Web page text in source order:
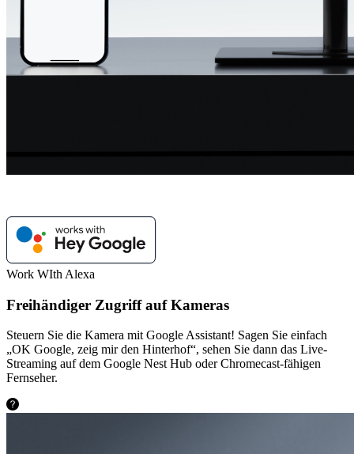
Work WIth Alexa
Freihändiger Zugriff auf Kameras
Steuern Sie die Kamera mit Google Assistant! Sagen Sie einfach
„OK Google, zeig mir den Hinterhof“, sehen Sie dann das Live-
Streaming auf dem Google Nest Hub oder Chromecast-fähigen
Fernseher.